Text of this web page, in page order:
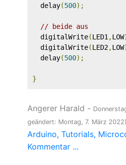
delay(500);
// beide aus
digitalWrite(LED1,LOW
digitalWrite(LED2,LOW
delay(500);
}
Angerer Harald -
geändert: Montag, 7. März 2022)
Arduino Tutorials
Kommentar ...